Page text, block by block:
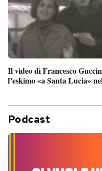
AREA PERSONALE
Entra
Il video di Francesco
l’eskimo «a Santa Lucia»
Podcast